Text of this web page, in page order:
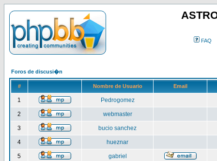
FAQ
Foros de discusi�n
# Nombre de Usuario Email
1 Pedrogomez
2 webmaster
3 bucio sanchez
4 hueznar
5 gabriel